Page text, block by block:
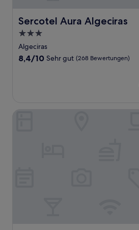
Sercotel Aura Algeciras
Sercotel Aura Algeciras
3.0-
Sterne-
Unterkunft
Algeciras
8.4
Bewertungen)
8,4/10 Sehr gut (268 Bewertungen)